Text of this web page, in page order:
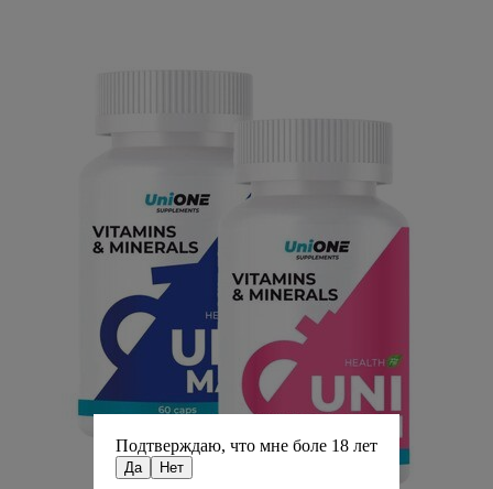
Подтверждаю, что мне боле 18 лет
Да Нет